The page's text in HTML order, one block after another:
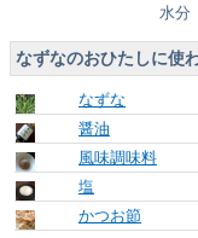
水分
なずなのおひたしに使
なずな
醤油
風味調味料
塩
かつお節